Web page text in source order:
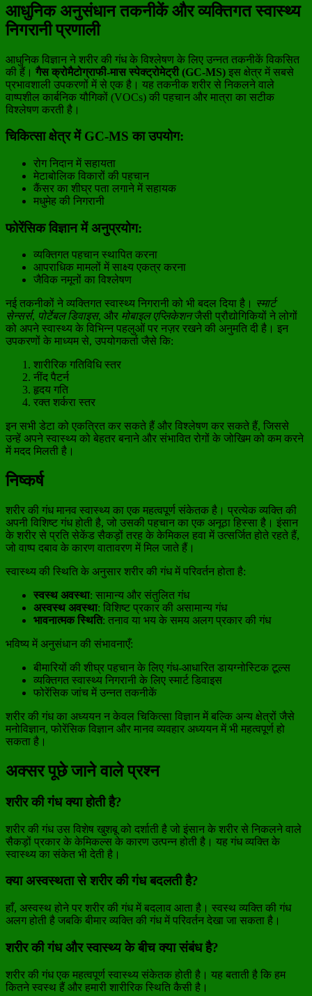
आधुनिक अनुसंधान तकनीकें और व्यक्तिगत स्वास्थ्य
निगरानी प्रणाली
आधुनिक विज्ञान ने शरीर की गंध के विश्लेषण के लिए उन्नत तकनीकें विकसित
की हैं। गैस क्रोमैटोग्राफी-मास स्पेक्ट्रोमेट्री (GC-MS) इस क्षेत्र में सबसे
प्रभावशाली उपकरणों में से एक है। यह तकनीक शरीर से निकलने वाले
वाष्पशील कार्बनिक यौगिकों (VOCs) की पहचान और मात्रा का सटीक
विश्लेषण करती है।
चिकित्सा क्षेत्र में GC-MS का उपयोग:
रोग निदान में सहायता
मेटाबोलिक विकारों की पहचान
कैंसर का शीघ्र पता लगाने में सहायक
मधुमेह की निगरानी
फोरेंसिक विज्ञान में अनुप्रयोग:
व्यक्तिगत पहचान स्थापित करना
आपराधिक मामलों में साक्ष्य एकत्र करना
जैविक नमूनों का विश्लेषण
नई तकनीकों ने व्यक्तिगत स्वास्थ्य निगरानी को भी बदल दिया है। स्मार्ट
सेन्सर्स, पोर्टेबल डिवाइस, और मोबाइल एप्लिकेशनजैसी प्रौद्योगिकियों ने लोगों
को अपने स्वास्थ्य के विभिन्न पहलुओं पर नज़र रखने की अनुमति दी है। इन
उपकरणों के माध्यम से, उपयोगकर्ता जैसे कि:
शारीरिक गतिविधि स्तर
नींद पैटर्न
हृदय गति
रक्त शर्करा स्तर
इन सभी डेटा को एकत्रित कर सकते हैं और विश्लेषण कर सकते हैं, जिससे
उन्हें अपने स्वास्थ्य को बेहतर बनाने और संभावित रोगों के जोखिम को कम करने
में मदद मिलती है।
निष्कर्ष
शरीर की गंध मानव स्वास्थ्य का एक महत्वपूर्ण संकेतक है। प्रत्येक व्यक्ति की
अपनी विशिष्ट गंध होती है, जो उसकी पहचान का एक अनूठा हिस्सा है। इंसान
के शरीर से प्रति सेकेंड सैकड़ों तरह के केमिकल हवा में उत्सर्जित होते रहते हैं,
जो वाष्प दबाव के कारण वातावरण में मिल जाते हैं।
स्वास्थ्य की स्थिति के अनुसार शरीर की गंध में परिवर्तन होता है:
स्वस्थ अवस्था: सामान्य और संतुलित गंध
अस्वस्थ अवस्था: विशिष्ट प्रकार की असामान्य गंध
भावनात्मक स्थिति: तनाव या भय के समय अलग प्रकार की गंध
भविष्य में अनुसंधान की संभावनाएँ:
बीमारियों की शीघ्र पहचान के लिए गंध-आधारित डायग्नोस्टिक टूल्स
व्यक्तिगत स्वास्थ्य निगरानी के लिए स्मार्ट डिवाइस
फोरेंसिक जांच में उन्नत तकनीकें
शरीर की गंध का अध्ययन न केवल चिकित्सा विज्ञान में बल्कि अन्य क्षेत्रों जैसे
मनोविज्ञान, फोरेंसिक विज्ञान और मानव व्यवहार अध्ययन में भी महत्वपूर्ण हो
सकता है।
अक्सर पूछे जाने वाले प्रश्न
शरीर की गंध क्या होती है?
शरीर की गंध उस विशेष खुशबू को दर्शाती है जो इंसान के शरीर से निकलने वाले
सैकड़ों प्रकार के केमिकल्स के कारण उत्पन्न होती है। यह गंध व्यक्ति के
स्वास्थ्य का संकेत भी देती है।
क्या अस्वस्थता से शरीर की गंध बदलती है?
हाँ, अस्वस्थ होने पर शरीर की गंध में बदलाव आता है। स्वस्थ व्यक्ति की गंध
अलग होती है जबकि बीमार व्यक्ति की गंध में परिवर्तन देखा जा सकता है।
शरीर की गंध और स्वास्थ्य के बीच क्या संबंध है?
शरीर की गंध एक महत्वपूर्ण स्वास्थ्य संकेतक होती है। यह बताती है कि हम
कितने स्वस्थ हैं और हमारी शारीरिक स्थिति कैसी है।